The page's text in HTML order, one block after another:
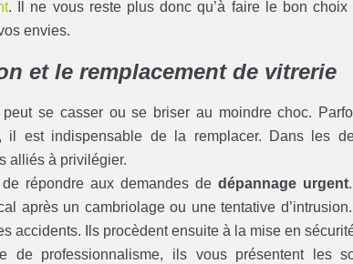
. Il ne vous reste plus donc qu’à faire le bon
envies.
et le remplacement de vitrerie
peut se casser ou se briser au moindre choc.
il est indispensable de la remplacer. Dans les
alliés à privilégier.
de répondre aux demandes dedépannage urgent
après un cambriolage ou une tentative
accidents. Ils procèdent ensuite à la mise en
de professionnalisme, ils vous présentent les